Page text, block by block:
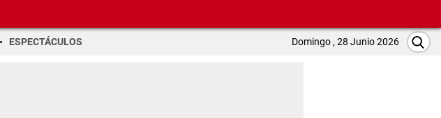
ESPECTÁCULOS Domingo , 28 Junio 2026